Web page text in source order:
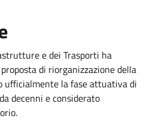
e dei Trasporti ha
di riorganizzazione della
ufficialmente la fase attuativa di
decenni e considerato